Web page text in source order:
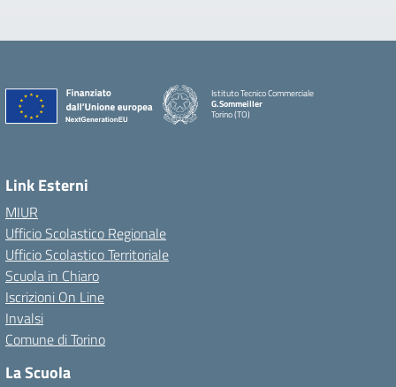
Istituto Tecnico Commerciale
G.Sommeiller
Torino (TO)
Link Esterni
MIUR
Ufficio Scolastico Regionale
Ufficio Scolastico Territoriale
Scuola in Chiaro
Iscrizioni On Line
Invalsi
Comune di Torino
La Scuola